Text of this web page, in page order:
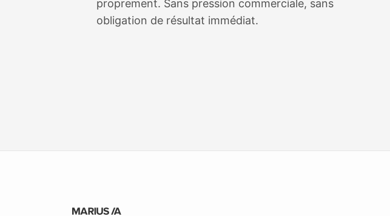
proprement. Sans pression commerciale, sans
obligation de résultat immédiat.